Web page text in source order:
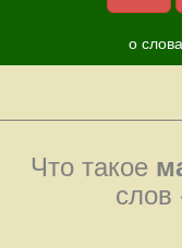
о
Что такое
слов